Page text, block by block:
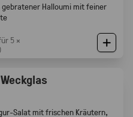
Halloumi mit feiner
5 ×
Salat mit frischen Kräutern,